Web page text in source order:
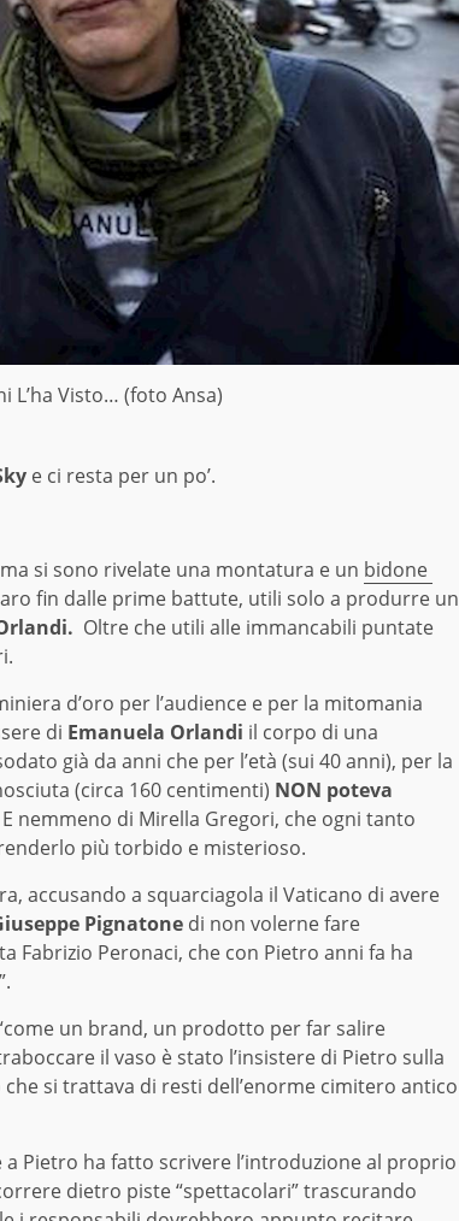
L’ha Visto… (foto Ansa)
e ci resta per un po’.
si sono rivelate una montatura e un bidone
fin dalle prime battute, utili solo a produrre un
Oltre che utili alle immancabili puntate
d’oro per l’audience e per la mitomania
di Emanuela Orlandi il corpo di una
già da anni che per l’età (sui 40 anni), per la
(circa 160 centimenti) NON poteva
E nemmeno di Mirella Gregori, che ogni tanto
più torbido e misterioso.
accusando a squarciagola il Vaticano di avere
Pignatone di non volerne fare
Fabrizio Peronaci, che con Pietro anni fa ha
un brand, un prodotto per far salire
il vaso è stato l’insistere di Pietro sulla
si trattava di resti dell’enorme cimitero antico
a Pietro ha fatto scrivere l’introduzione al proprio
dietro piste “spettacolari” trascurando